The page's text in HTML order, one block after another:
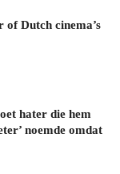
Dutch cinema’s
hater die hem
noemde omdat